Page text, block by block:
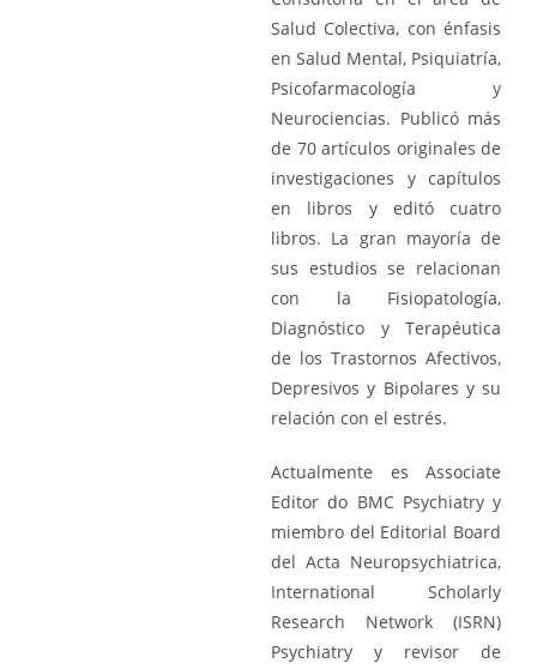
Salud Colectiva, con énfasis
en Salud Mental, Psiquiatría,
Psicofarmacología y
Neurociencias. Publicó más
de 70 artículos originales de
investigaciones y capítulos
en libros y editó cuatro
libros. La gran mayoría de
sus estudios se relacionan
con la Fisiopatología,
Diagnóstico y Terapéutica
de los Trastornos Afectivos,
Depresivos y Bipolares y su
relación con el estrés.
Actualmente es Associate
Editor do BMC Psychiatry y
miembro del Editorial Board
del Acta Neuropsychiatrica,
International Scholarly
Research Network (ISRN)
Psychiatry y revisor de